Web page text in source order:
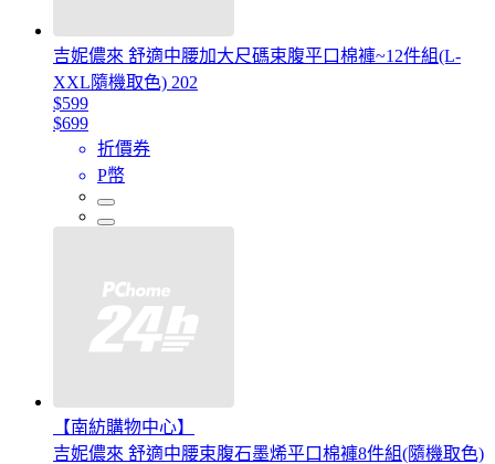
吉妮儂來 舒適中腰加大尺碼束腹平口棉褲~12件組(L-
XXL隨機取色) 202
$599
$699
折價券
P幣
【南紡購物中心】
吉妮儂來 舒適中腰束腹石墨烯平口棉褲8件組(隨機取色)